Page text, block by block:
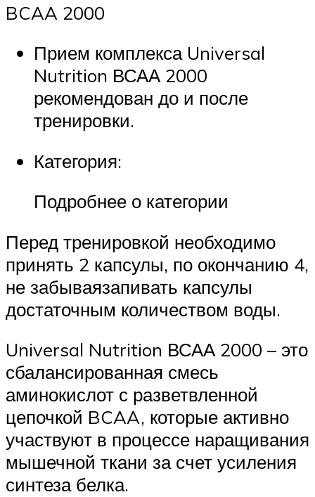
BCAA 2000
Прием комплекса Universal
Nutrition ВСАА 2000
рекомендован до и после
тренировки.
Категория:
Подробнее о категории
Перед тренировкой необходимо
принять 2 капсулы, по окончанию 4,
не забываязапивать капсулы
достаточным количеством воды.
Universal Nutrition ВСАА 2000 – это
сбалансированная смесь
аминокислот с разветвленной
цепочкой BCAA, которые активно
участвуют в процессе наращивания
мышечной ткани за счет усиления
синтеза белка.